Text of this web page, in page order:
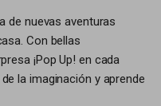
de nuevas aventuras
Con bellas
¡Pop Up! en cada
la imaginación y aprende